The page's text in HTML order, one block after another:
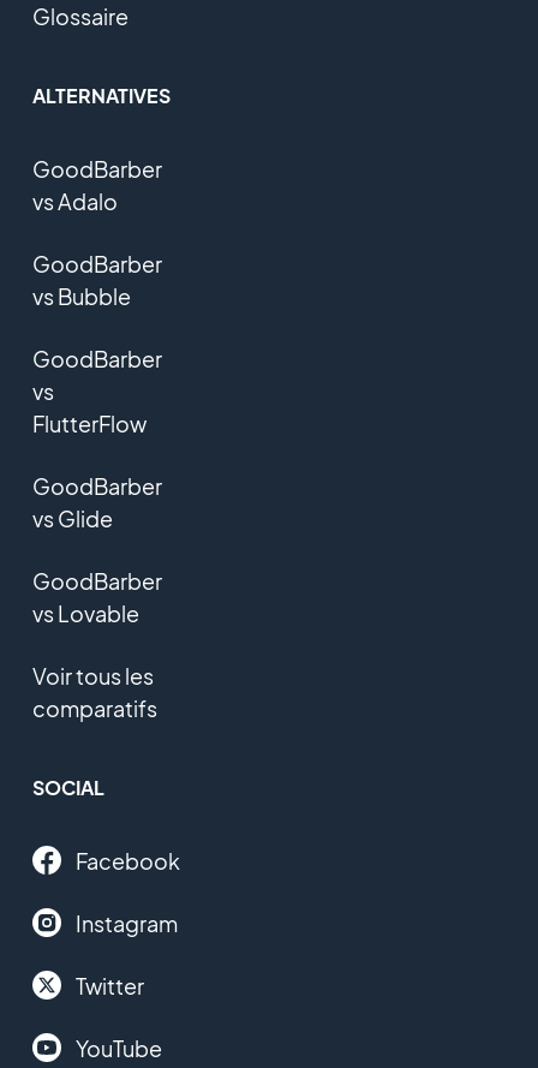
Glossaire
ALTERNATIVES
GoodBarber
vs Adalo
GoodBarber
vs Bubble
GoodBarber
vs
FlutterFlow
GoodBarber
vs Glide
GoodBarber
vs Lovable
Voir tous les
comparatifs
SOCIAL
Facebook
Instagram
Twitter
YouTube